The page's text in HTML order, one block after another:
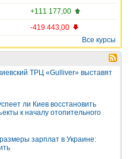
+111 177,00
-419 443,00
Все курсы
ТРЦ «Gulliver» выставят
ли Киев восстановить
к началу отопительного
зарплат в Украине: